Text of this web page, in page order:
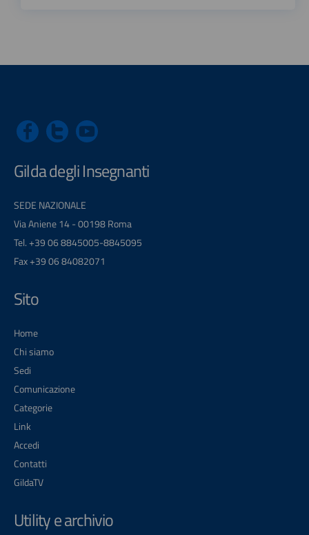
Gilda degli Insegnanti
SEDE NAZIONALE
Via Aniene 14 - 00198 Roma
Tel. +39 06 8845005-8845095
Fax +39 06 84082071
Sito
Home
Chi siamo
Sedi
Comunicazione
Categorie
Link
Accedi
Contatti
GildaTV
Utility e archivio